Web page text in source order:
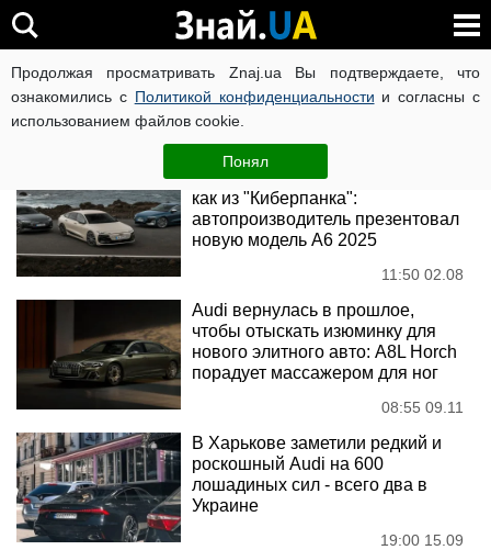
Продолжая просматривать Znaj.ua Вы подтверждаете, что
ознакомились с Политикой конфиденциальности и согласны с
использованием файлов cookie.
Понял
Audi
Премиальный седан Audi стал
как из "Киберпанка":
автопроизводитель презентовал
новую модель А6 2025
11:50 02.08
Audi вернулась в прошлое,
чтобы отыскать изюминку для
нового элитного авто: A8L Horch
порадует массажером для ног
08:55 09.11
В Харькове заметили редкий и
роскошный Audi на 600
лошадиных сил - всего два в
Украине
19:00 15.09